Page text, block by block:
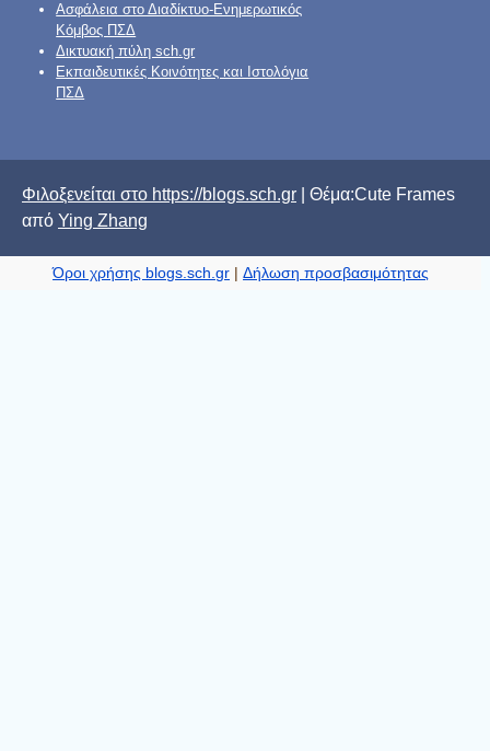
Ασφάλεια στο Διαδίκτυο-Ενημερωτικός
Κόμβος ΠΣΔ
Δικτυακή πύλη sch.gr
Εκπαιδευτικές Κοινότητες και Ιστολόγια
ΠΣΔ
Φιλοξενείται στο https://blogs.sch.gr | Θέμα:Cute Frames
από Ying Zhang
Όροι χρήσης blogs.sch.gr |Δήλωση προσβασιμότητας